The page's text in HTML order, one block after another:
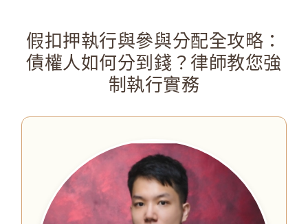
假扣押執行與參與分配全攻略：
債權人如何分到錢？律師教您強
制執行實務